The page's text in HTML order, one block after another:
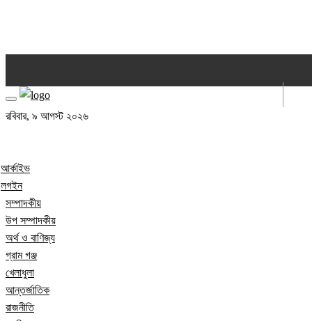
রবিবার, ৯ আগস্ট ২০২৬
আর্কাইভ
লগইন
সম্পাদকীয়
উপ সম্পাদকীয়
অর্থ ও বাণিজ্য
গ্রাম গঞ্জ
খেলাধুলা
আন্তর্জাতিক
রাজনীতি